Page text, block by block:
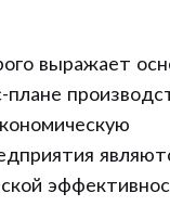
выражает